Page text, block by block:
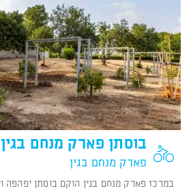
בוסתן פארק מנחם בגין
פארק מנחם בגין
במרכז פארק מנחם בגין הוקם בוסתן יפהפה